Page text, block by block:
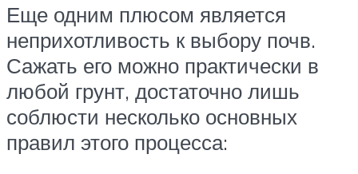
Еще одним плюсом является
неприхотливость к выбору почв.
Сажать его можно практически в
любой грунт, достаточно лишь
соблюсти несколько основных
правил этого процесса: